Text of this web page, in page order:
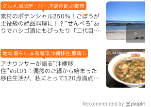
素材のポテンシャル250％！ごぼうが
主役級の絶品料理に！？”せんべろ”あ
りでハシゴ酒にもぴったり「二代目ふ
グルメ,居酒屋・バー,本島南部,那覇市
アナウンサーが語る”沖縄移
住”Vol.01：偶然のご縁から始まった
移住生活が、私にとって120点満点に
地域,暮らし,本島南部,沖縄移住,那覇市
Recommended by